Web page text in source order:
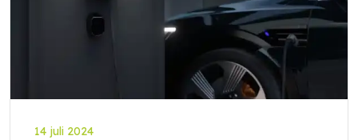
14 juli 2024